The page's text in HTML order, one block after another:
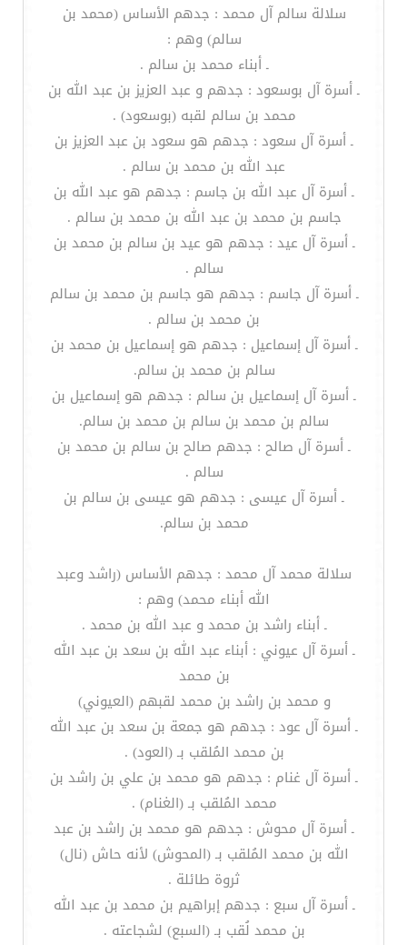
سلالة سالم آل محمد : جدهم الأساس (محمد بن
سالم) وهم :
ـ أبناء محمد بن سالم .
ـ أسرة آل بوسعود : جدهم و عبد العزيز بن عبد الله بن
محمد بن سالم لقبه (بوسعود) .
ـ أسرة آل سعود : جدهم هو سعود بن عبد العزيز بن
عبد الله بن محمد بن سالم .
ـ أسرة آل عبد الله بن جاسم : جدهم هو عبد الله بن
جاسم بن محمد بن عبد الله بن محمد بن سالم .
ـ أسرة آل عيد : جدهم هو عيد بن سالم بن محمد بن
سالم .
ـ أسرة آل جاسم : جدهم هو جاسم بن محمد بن سالم
بن محمد بن سالم .
ـ أسرة آل إسماعيل : جدهم هو إسماعيل بن محمد بن
سالم بن محمد بن سالم.
ـ أسرة آل إسماعيل بن سالم : جدهم هو إسماعيل بن
سالم بن محمد بن سالم بن محمد بن سالم.
ـ أسرة آل صالح : جدهم صالح بن سالم بن محمد بن
سالم .
ـ أسرة آل عيسى : جدهم هو عيسى بن سالم بن
محمد بن سالم.
سلالة محمد آل محمد : جدهم الأساس (راشد وعبد
الله أبناء محمد) وهم :
ـ أبناء راشد بن محمد و عبد الله بن محمد .
ـ أسرة آل عيوني : أبناء عبد الله بن سعد بن عبد الله
بن محمد
و محمد بن راشد بن محمد لقبهم (العيوني)
ـ أسرة آل عود : جدهم هو جمعة بن سعد بن عبد الله
بن محمد المُلقب بـ (العود) .
ـ أسرة آل غنام : جدهم هو محمد بن علي بن راشد بن
محمد المُلقب بـ (الغنام) .
ـ أسرة آل محوش : جدهم هو محمد بن راشد بن عبد
الله بن محمد المُلقب بـ (المحوش) لأنه حاش (نال)
ثروة طائلة .
ـ أسرة آل سبع : جدهم إبراهيم بن محمد بن عبد الله
بن محمد لُقب بـ (السبع) لشجاعته .